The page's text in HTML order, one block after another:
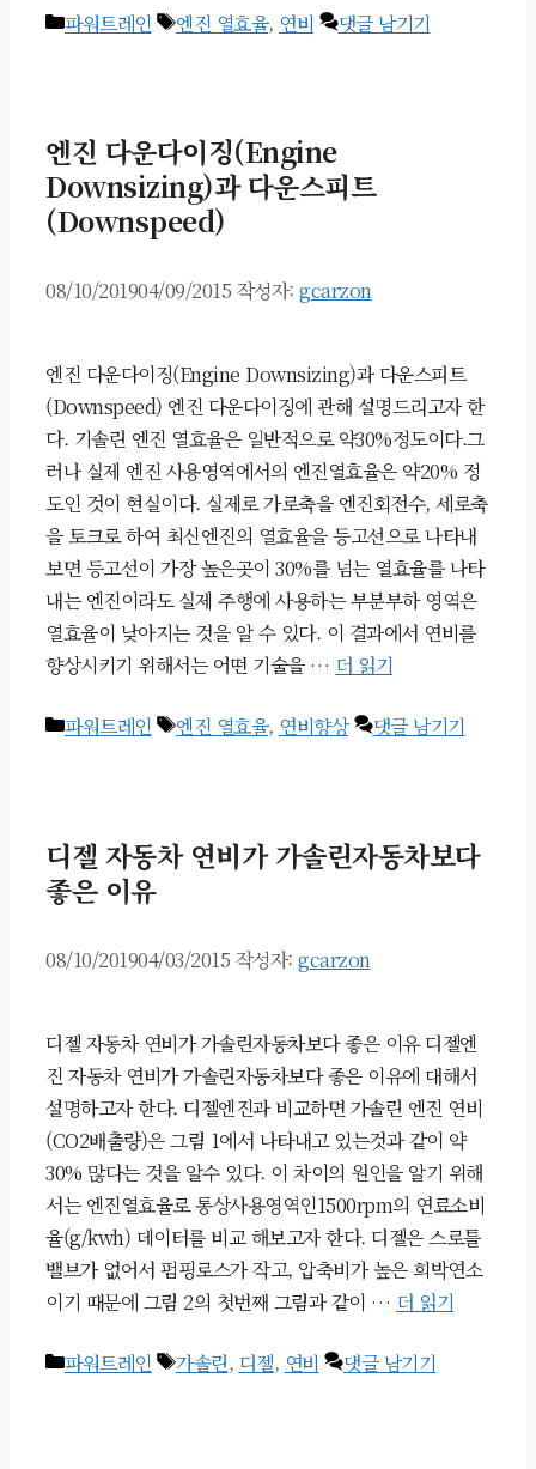
카
파워트레인
태
엔진 열효율, 연비 댓글 남기기
엔진 다운다이징(Engine
Downsizing)과 다운스피트
(Downspeed)
08/10/201904/09/2015 작성자: gcarzon
엔진 다운다이징(Engine Downsizing)과 다운스피트
(Downspeed) 엔진 다운다이징에 관해 설명드리고자 한
다. 기솔린 엔진 열효율은 일반적으로 약30%정도이다.그
러나 실제 엔진 사용영역에서의 엔진열효율은 약20% 정
도인 것이 현실이다. 실제로 가로축을 엔진회전수, 세로축
을 토크로 하여 최신엔진의 열효율을 등고선으로 나타내
보면 등고선이 가장 높은곳이 30%를 넘는 열효율를 나타
내는 엔진이라도 실제 주행에 사용하는 부분부하 영역은
열효율이 낮아지는 것을 알 수 있다. 이 결과에서 연비를
향상시키기 위해서는 어떤 기술을 … 더 읽기
카
파워트레인
태
엔진 열효율, 연비향상 댓글 남기기
디젤 자동차 연비가 가솔린자동차보다
좋은 이유
08/10/201904/03/2015 작성자: gcarzon
디젤 자동차 연비가 가솔린자동차보다 좋은 이유 디젤엔
진 자동차 연비가 가솔린자동차보다 좋은 이유에 대해서
설명하고자 한다. 디젤엔진과 비교하면 가솔린 엔진 연비
(CO2배출량)은 그림 1에서 나타내고 있는것과 같이 약
30% 많다는 것을 알수 있다. 이 차이의 원인을 알기 위해
서는 엔진열효율로 통상사용영역인1500rpm의 연료소비
율(g/kwh) 데이터를 비교 해보고자 한다. 디젤은 스로틀
밸브가 없어서 펌핑로스가 작고, 압축비가 높은 희박연소
이기 때문에 그림 2의 첫번째 그림과 같이 … 더 읽기
카
파워트레인
태
가솔린, 디젤, 연비 댓글 남기기